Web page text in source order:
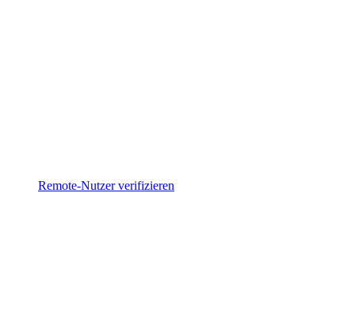
Remote-Nutzer verifizieren